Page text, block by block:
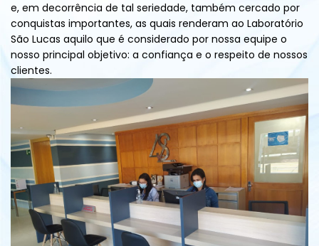
e, em decorrência de tal seriedade, também cercado por
conquistas importantes, as quais renderam ao Laboratório
São Lucas aquilo que é considerado por nossa equipe o
nosso principal objetivo: a confiança e o respeito de nossos
clientes.